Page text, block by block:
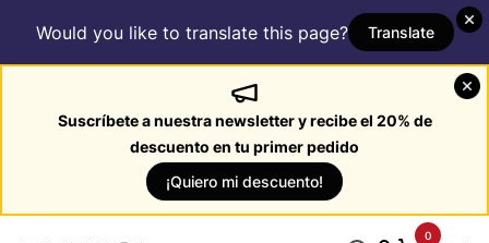
Would you like to translate this page? Translate
Suscríbete a nuestra newsletter y recibe el 20% de
descuento en tu primer pedido
¡Quiero mi descuento!
0